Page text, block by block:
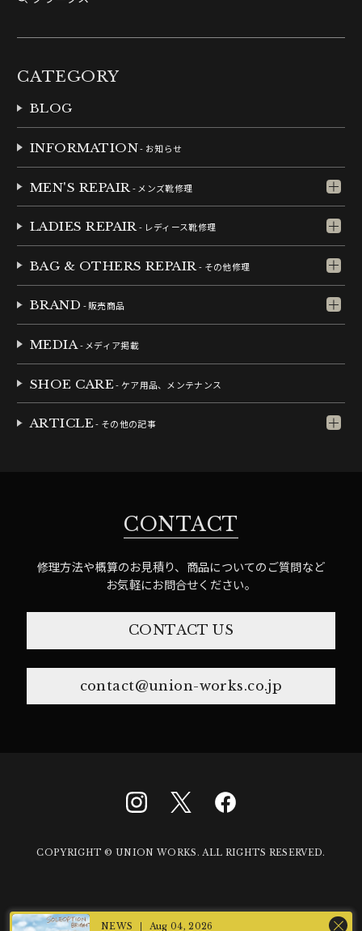
Aug 04, 2026
CATEGORY
BLOG
INFORMATION- お知らせ
MEN'S REPAIR - メンズ靴修理
LADIES REPAIR- レディース靴修理
BAG & OTHERS REPAIR - その他修理
BRAND - 販売商品
MEDIA- メディア掲載
SHOE CARE- ケア用品、メンテナンス
ARTICLE- その他の記事
CONTACT
修理方法や概算のお見積り、商品についてのご質問など
お気軽にお問合せください。
CONTACT US
contact@union-works.co.jp
COPYRIGHT © UNION WORKS. ALL RIGHTS RESERVED.